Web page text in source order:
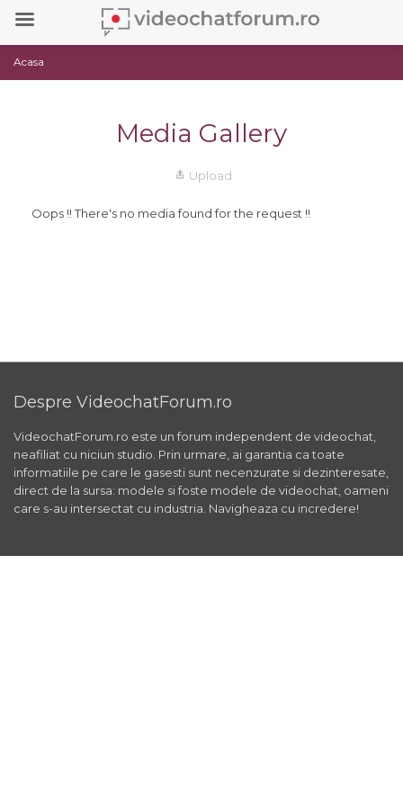
Acasa
Media Gallery
Upload
Oops !! There's no media found for the request !!
Despre VideochatForum.ro
VideochatForum.ro este un forum independent de videochat,
neafiliat cu niciun studio. Prin urmare, ai garantia ca toate
informatiile pe care le gasesti sunt necenzurate si dezinteresate,
direct de la sursa: modele si foste modele de videochat, oameni
care s-au intersectat cu industria. Navigheaza cu incredere!